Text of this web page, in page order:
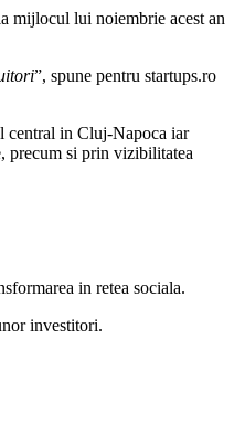
mijlocul lui noiembrie acest an
”, spune pentru startups.ro
central in Cluj-Napoca iar
precum si prin vizibilitatea
in retea sociala.
investitori.